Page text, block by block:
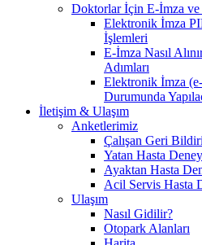
Doktorlar İçin E-İmza
Elektronik İmza
İşlemleri
E-İmza Nasıl
Adımları
Elektronik İmza
Durumunda
İletişim & Ulaşım
Anketlerimiz
Çalışan Geri
Yatan Hasta
Ayaktan Hasta
Acil Servis Hasta
Ulaşım
Nasıl Gidilir?
Otopark Alanları